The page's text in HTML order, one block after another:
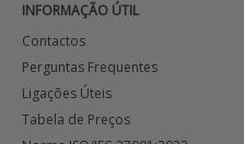
INFORMAÇÃO ÚTIL
Contactos
Perguntas Frequentes
Ligações Úteis
Tabela de Preços